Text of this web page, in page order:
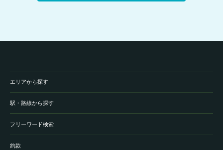
エリアから探す
駅・路線から探す
フリーワード検索
約款